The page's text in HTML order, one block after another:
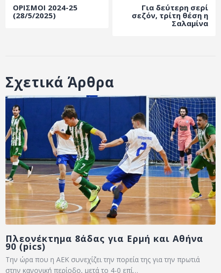
ΟΡΙΣΜΟΙ 2024-25
(28/5/2025)
Για δεύτερη σερί
σεζόν, τρίτη θέση η
Σαλαμίνα
Σχετικά Άρθρα
Πλεονέκτημα 8άδας για Ερμή και Αθήνα
90 (pics)
Την ώρα που η ΑΕΚ συνεχίζει την πορεία της για την πρωτιά
στην κανονική περίοδο, μετά το 4-0 επί…